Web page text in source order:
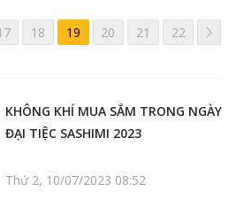
18 19 20 21 22 >
KHÔNG KHÍ MUA SẮM TRONG NGÀY
ĐẠI TIỆC SASHIMI 2023
Thứ 2, 10/07/2023 08:52